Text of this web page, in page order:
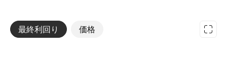
最終利回り 価格
その他